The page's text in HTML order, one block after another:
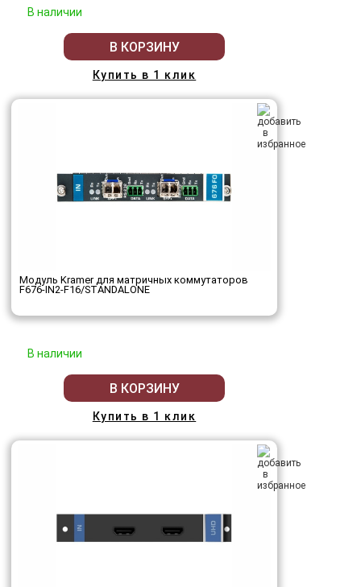
В наличии
В КОРЗИНУ
Купить в 1 клик
Модуль Kramer для матричных коммутаторов
F676-IN2-F16/STANDALONE
В наличии
В КОРЗИНУ
Купить в 1 клик